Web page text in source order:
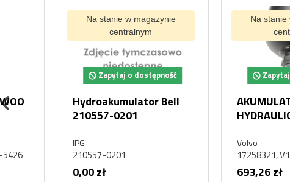
Na stanie w magazynie
Zapytaj o dostępność
Hydroakumulator Bell
210557-0201
210557-0201
Na stanie w magazynie
Zapytaj o dostępność
AKUMULATOR
HYDRAULICZNY
17258321, V17258321